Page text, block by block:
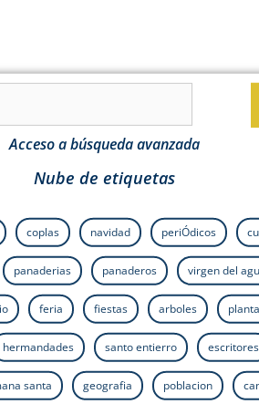
Acceso a búsqueda avanzada
Nube de etiquetas
coplas navidad periÓdicos
panaderias panaderos virgen del
feria fiestas arboles
hermandades santo entierro escritores
santa geografia poblacion